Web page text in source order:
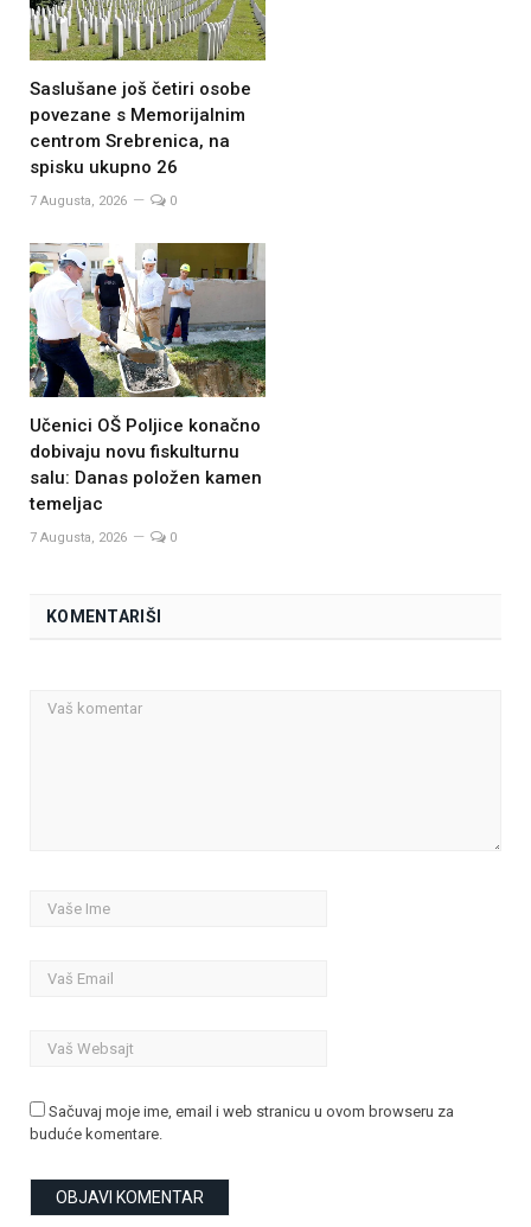
Saslušane još četiri osobe
povezane s Memorijalnim
centrom Srebrenica, na
spisku ukupno 26
7 Augusta, 2026 0
Učenici OŠ Poljice konačno
dobivaju novu fiskulturnu
salu: Danas položen kamen
temeljac
7 Augusta, 2026 0
KOMENTARIŠI
Sačuvaj moje ime, email i web stranicu u ovom browseru za
buduće komentare.